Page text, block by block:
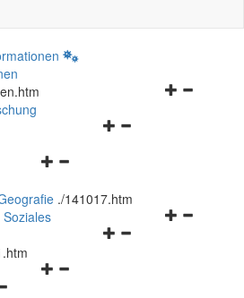
Navigationsmenü
Navigationsmenü
und
schließen
./141017.htm
Navigationsmenü
Navigationsmenü